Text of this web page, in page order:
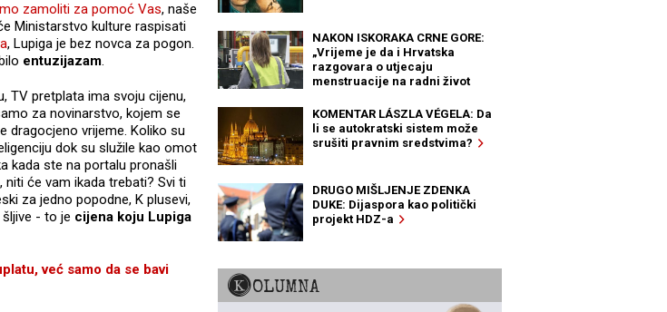
zamoliti za pomoć Vas, naše
Ministarstvo kulture raspisati
, Lupiga je bez novca za pogon.
entuzijazam.
TV pretplata ima svoju cijenu,
za novinarstvo, kojem se
dragocjeno vrijeme. Koliko su
dok su služile kao omot
kada ste na portalu pronašli
će vam ikada trebati? Svi ti
za jedno popodne, K plusevi,
- to je cijena koju Lupiga
već samo da se bavi
NAKON ISKORAKA CRNE GORE:
„Vrijeme je da i Hrvatska
razgovara o utjecaju
menstruacije na radni život
KOMENTAR LÁSZLA VÉGELA: Da
li se autokratski sistem može
srušiti pravnim sredstvima?
DRUGO MIŠLJENJE ZDENKA
DUKE: Dijaspora kao politički
projekt HDZ-a
KOLUMNA